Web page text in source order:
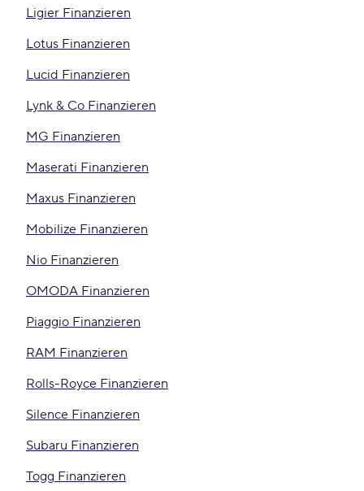
Ligier Finanzieren
Lotus Finanzieren
Lucid Finanzieren
Lynk & Co Finanzieren
MG Finanzieren
Maserati Finanzieren
Maxus Finanzieren
Mobilize Finanzieren
Nio Finanzieren
OMODA Finanzieren
Piaggio Finanzieren
RAM Finanzieren
Rolls-Royce Finanzieren
Silence Finanzieren
Subaru Finanzieren
Togg Finanzieren